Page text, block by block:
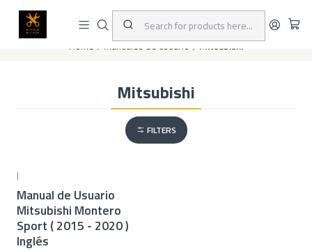
This is the slide text
Home Manuales de usuario Mitsubishi
Mitsubishi
FILTERS
|
Manual de Usuario
Mitsubishi Montero
Sport ( 2015 - 2020 )
Inglés